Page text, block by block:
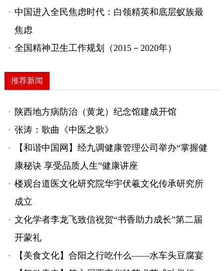
中国进入全民焦虑时代：白领精英和底层蚁族最
焦虑
全国精神卫生工作规划（2015－2020年）
推荐新闻
陕西地方病防治（黄龙）纪念馆建成开馆
张涛：歌曲《中医之歌》
【和谐中国网】经九调健康管理公司举办“掌握健
康秘诀 享受品质人生”健康讲座
楼观台道医文化研究院华宇伏羲文化传承研究所
成立
文化学者李龙飞致信祝贺“书香助力成长”第二届
开蒙礼
【美食文化】合阳之行吃什么——水车头豆腐宴